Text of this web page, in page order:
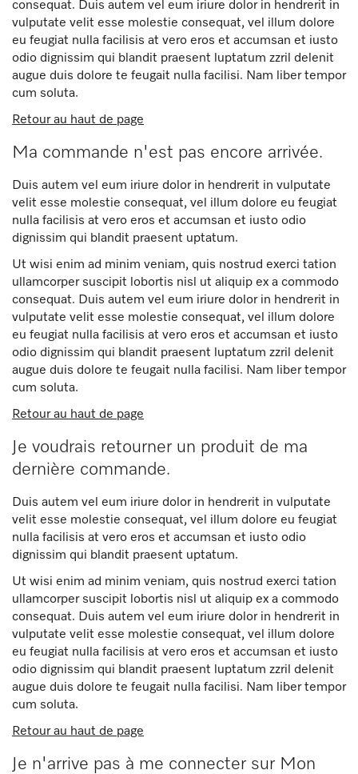
consequat. Duis autem vel eum iriure dolor in hendrerit in
vulputate velit esse molestie consequat, vel illum dolore
eu feugiat nulla facilisis at vero eros et accumsan et iusto
odio dignissim qui blandit praesent luptatum zzril delenit
augue duis dolore te feugait nulla facilisi. Nam liber tempor
cum soluta.
Retour au haut de page
Ma commande n'est pas encore arrivée.
Duis autem vel eum iriure dolor in hendrerit in vulputate
velit esse molestie consequat, vel illum dolore eu feugiat
nulla facilisis at vero eros et accumsan et iusto odio
dignissim qui blandit praesent uptatum.
Ut wisi enim ad minim veniam, quis nostrud exerci tation
ullamcorper suscipit lobortis nisl ut aliquip ex a commodo
consequat. Duis autem vel eum iriure dolor in hendrerit in
vulputate velit esse molestie consequat, vel illum dolore
eu feugiat nulla facilisis at vero eros et accumsan et iusto
odio dignissim qui blandit praesent luptatum zzril delenit
augue duis dolore te feugait nulla facilisi. Nam liber tempor
cum soluta.
Retour au haut de page
Je voudrais retourner un produit de ma
dernière commande.
Duis autem vel eum iriure dolor in hendrerit in vulputate
velit esse molestie consequat, vel illum dolore eu feugiat
nulla facilisis at vero eros et accumsan et iusto odio
dignissim qui blandit praesent uptatum.
Ut wisi enim ad minim veniam, quis nostrud exerci tation
ullamcorper suscipit lobortis nisl ut aliquip ex a commodo
consequat. Duis autem vel eum iriure dolor in hendrerit in
vulputate velit esse molestie consequat, vel illum dolore
eu feugiat nulla facilisis at vero eros et accumsan et iusto
odio dignissim qui blandit praesent luptatum zzril delenit
augue duis dolore te feugait nulla facilisi. Nam liber tempor
cum soluta.
Retour au haut de page
Je n'arrive pas à me connecter sur Mon